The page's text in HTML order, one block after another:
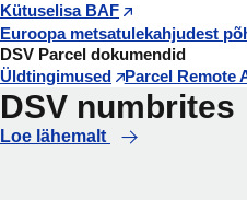
Kütuselisa BAF
Euroopa metsatulekahjudest
DSV Parcel dokumendid
Üldtingimused
Parcel Remote
DSV numbrites
Loe lähemalt